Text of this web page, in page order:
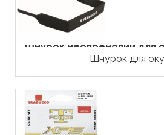
Шнурок неопреновий для
Шнурок для